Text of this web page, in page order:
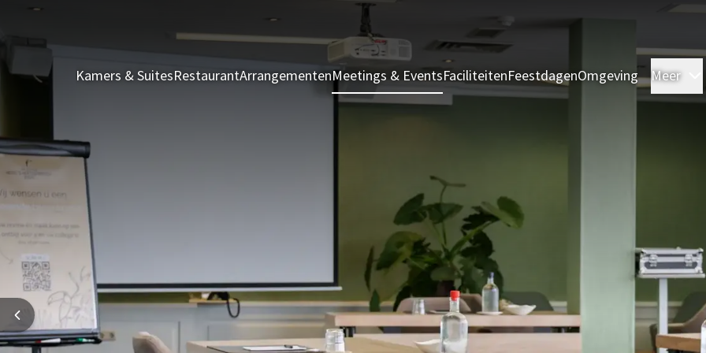
Kamers & SuitesRestaurantArrangementenMeetings & EventsFaciliteitenFeestdagenOmgeving Meer